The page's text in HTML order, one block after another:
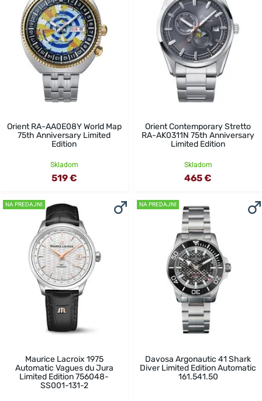
Orient RA-AA0E08Y World Map
75th Anniversary Limited
Edition
Skladom
519 €
Orient Contemporary Stretto
RA-AK0311N 75th Anniversary
Limited Edition
Skladom
465 €
NA PREDAJNI
Maurice Lacroix 1975
Automatic Vagues du Jura
Limited Edition 756048-
SS001-131-2
NA PREDAJNI
Davosa Argonautic 41 Shark
Diver Limited Edition Automatic
161.541.50